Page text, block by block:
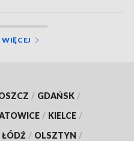
/ GDAŃSK /
/ KIELCE /
ŁÓDŹ / OLSZTYN /